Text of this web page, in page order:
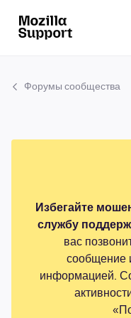
Форумы сообщества
Избегайте
службу
вас
сообщение
информацией.